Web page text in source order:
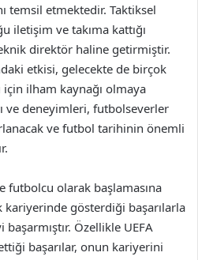
temsil etmektedir. Taktiksel
iletişim ve takıma kattığı
direktör haline getirmiştir.
etkisi, gelecekte de birçok
ilham kaynağı olmaya
ve deneyimleri, futbolseverler
ve futbol tarihinin önemli
futbolcu olarak başlamasına
gösterdiği başarılarla
Özellikle UEFA
başarılar, onun kariyerini